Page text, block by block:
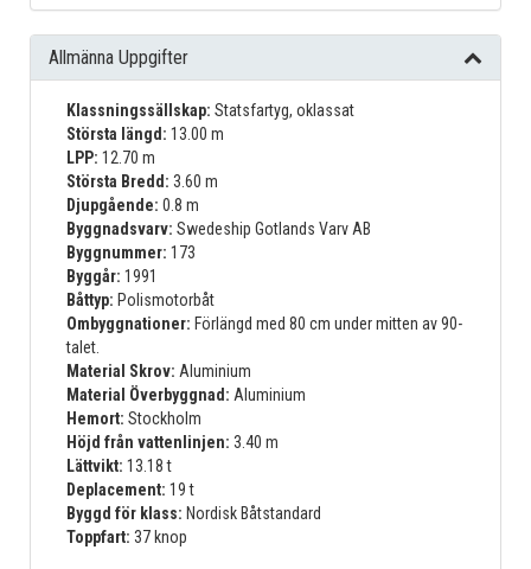
Allmänna Uppgifter
Klassningssällskap: Statsfartyg, oklassat
Största längd: 13.00 m
LPP: 12.70 m
Största Bredd: 3.60 m
Djupgående: 0.8 m
Byggnadsvarv: Swedeship Gotlands Varv AB
Byggnummer: 173
Byggår: 1991
Båttyp: Polismotorbåt
Ombyggnationer: Förlängd med 80 cm under mitten av 90-
talet.
Material Skrov: Aluminium
Material Överbyggnad: Aluminium
Hemort: Stockholm
Höjd från vattenlinjen: 3.40 m
Lättvikt: 13.18 t
Deplacement: 19 t
Byggd för klass: Nordisk Båtstandard
Toppfart: 37 knop